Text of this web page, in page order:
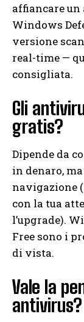
affiancare
Windows
versione
real-time —
consigliata.
Gli
gratis?
Dipende da
in denaro,
navigazione
con la tua
l’upgrade).
Free sono i
di vista.
Vale la
antivirus?